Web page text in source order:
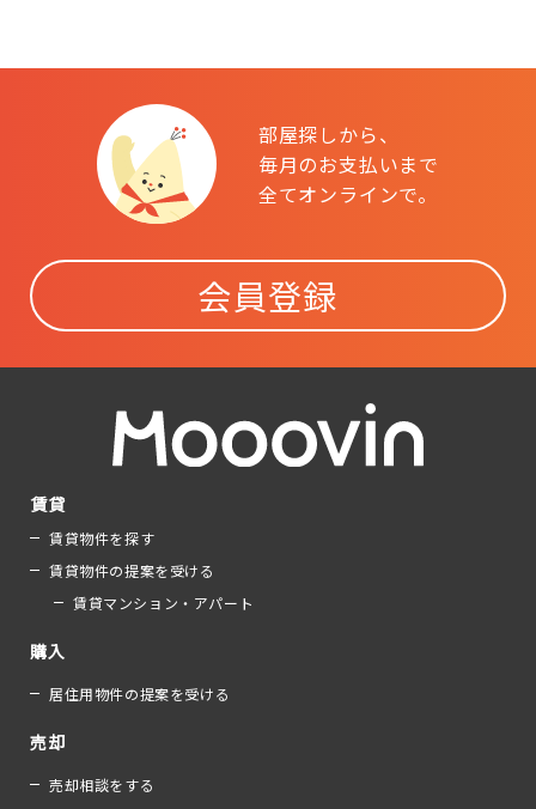
部屋探しから、
毎月のお支払いまで
全てオンラインで。
会員登録
賃貸
賃貸物件を探す
賃貸物件の提案を受ける
賃貸マンション・アパート
購入
居住用物件の提案を受ける
売却
売却相談をする